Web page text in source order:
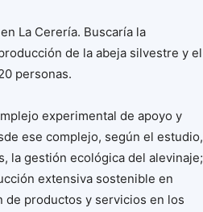
La Cerería. Buscaría la
de la abeja silvestre y el
personas.
experimental de apoyo y
ese complejo, según el estudio,
la gestión ecológica del alevinaje;
extensiva sostenible en
de productos y servicios en los